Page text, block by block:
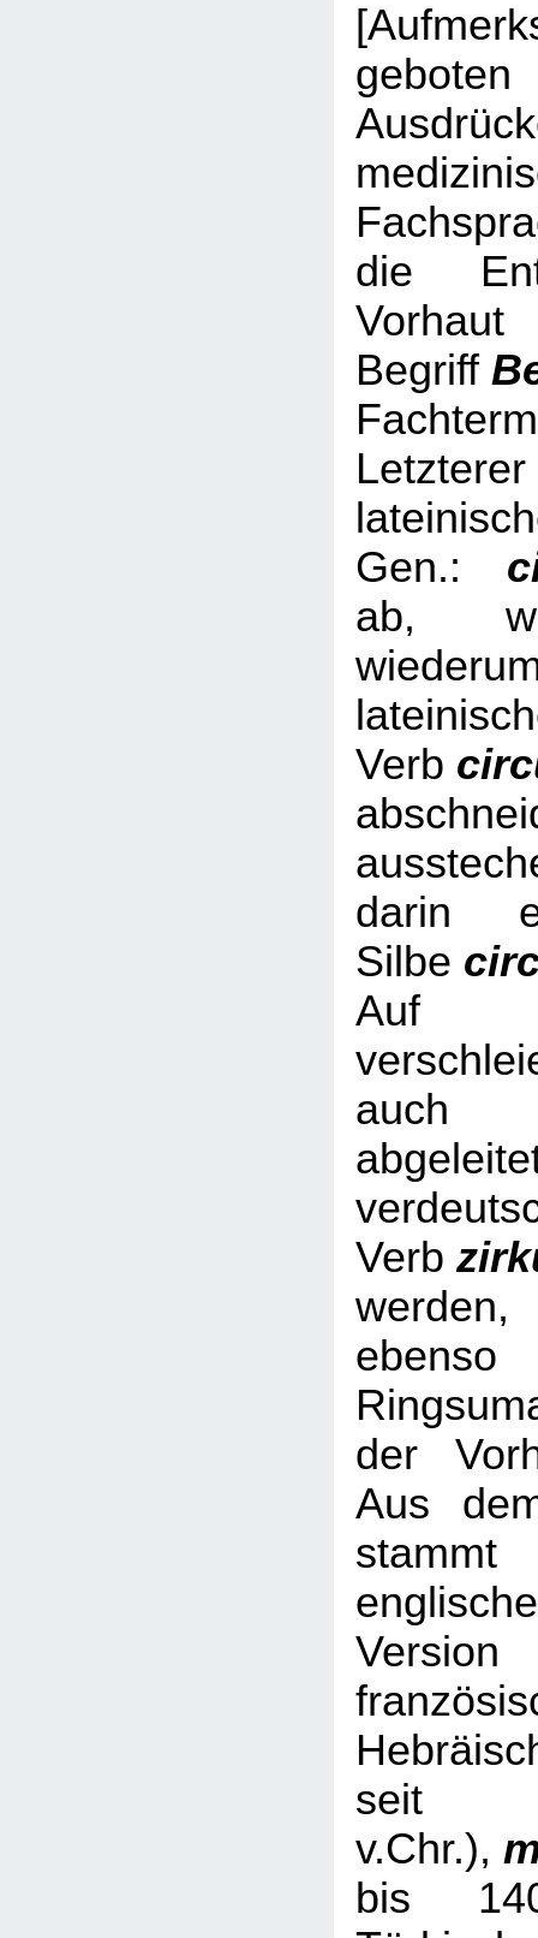
die
Begriff
Gen.:
ab,
Verb
darin
Silbe
Auf
auch
Verb
der
Aus
englische
v.Chr.),
bis